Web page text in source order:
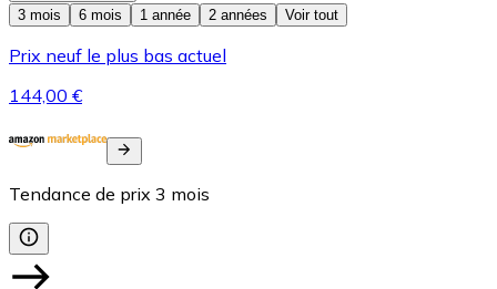
3 mois
6 mois 1 année 2 années Voir tout
Prix neuf le plus bas actuel
144,00 €
Tendance de prix 3 mois